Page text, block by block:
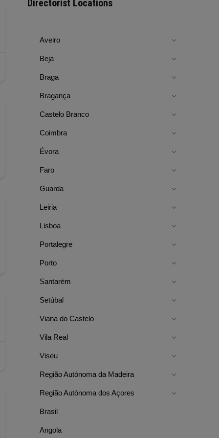
Directorist Locations
Aveiro
Beja
Braga
Bragança
Castelo Branco
Coimbra
Évora
Faro
Guarda
Leiria
Lisboa
Portalegre
Porto
Santarém
Setúbal
Viana do Castelo
Vila Real
Viseu
Região Autónoma da Madeira
Região Autónoma dos Açores
Brasil
Angola